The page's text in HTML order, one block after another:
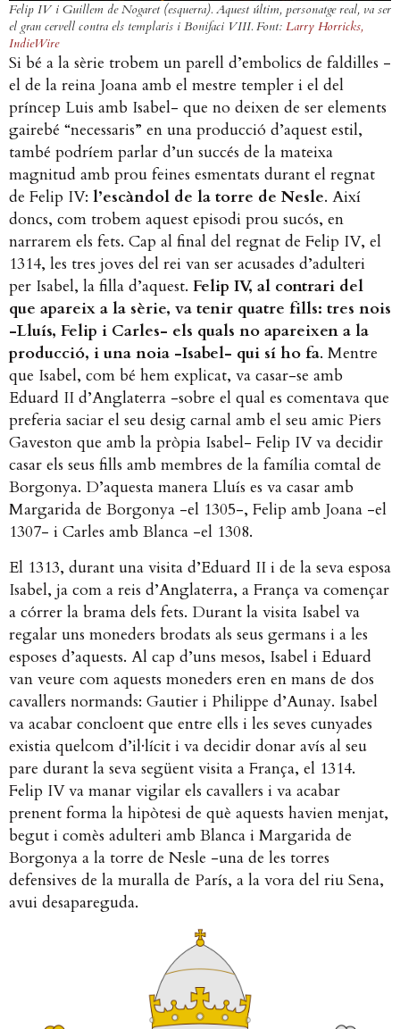
Felip IV i Guillem de Nogaret (esquerra). Aquest últim, personatge real, va ser
el gran cervell contra els templaris i Bonifaci VIII. Font: Larry Horricks,
IndieWire
Si bé a la sèrie trobem un parell d’embolics de faldilles -
el de la reina Joana amb el mestre templer i el del
príncep Luis amb Isabel- que no deixen de ser elements
gairebé “necessaris” en una producció d’aquest estil,
també podríem parlar d’un succés de la mateixa
magnitud amb prou feines esmentats durant el regnat
de Felip IV: l’escàndol de la torre de Nesle. Així
doncs, com trobem aquest episodi prou sucós, en
narrarem els fets. Cap al final del regnat de Felip IV, el
1314, les tres joves del rei van ser acusades d’adulteri
per Isabel, la filla d’aquest. Felip IV, al contrari del
que apareix a la sèrie, va tenir quatre fills: tres nois
-Lluís, Felip i Carles- els quals no apareixen a la
producció, i una noia -Isabel- qui sí ho fa. Mentre
que Isabel, com bé hem explicat, va casar-se amb
Eduard II d’Anglaterra -sobre el qual es comentava que
preferia saciar el seu desig carnal amb el seu amic Piers
Gaveston que amb la pròpia Isabel- Felip IV va decidir
casar els seus fills amb membres de la família comtal de
Borgonya. D’aquesta manera Lluís es va casar amb
Margarida de Borgonya -el 1305-, Felip amb Joana -el
1307- i Carles amb Blanca -el 1308.
El 1313, durant una visita d’Eduard II i de la seva esposa
Isabel, ja com a reis d’Anglaterra, a França va començar
a córrer la brama dels fets. Durant la visita Isabel va
regalar uns moneders brodats als seus germans i a les
esposes d’aquests. Al cap d’uns mesos, Isabel i Eduard
van veure com aquests moneders eren en mans de dos
cavallers normands: Gautier i Philippe d’Aunay. Isabel
va acabar concloent que entre ells i les seves cunyades
existia quelcom d’il·lícit i va decidir donar avís al seu
pare durant la seva següent visita a França, el 1314.
Felip IV va manar vigilar els cavallers i va acabar
prenent forma la hipòtesi de què aquests havien menjat,
begut i comès adulteri amb Blanca i Margarida de
Borgonya a la torre de Nesle -una de les torres
defensives de la muralla de París, a la vora del riu Sena,
avui desapareguda.